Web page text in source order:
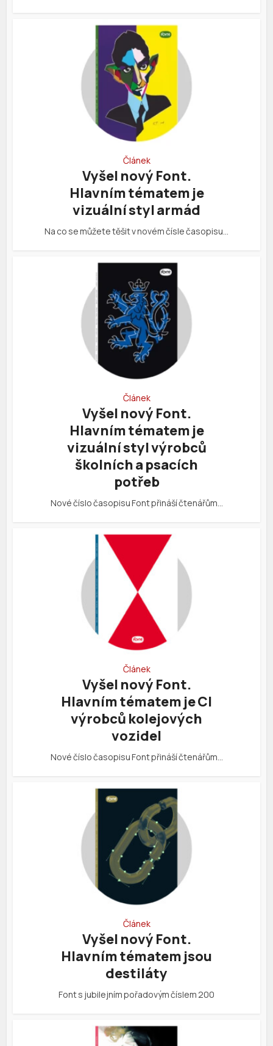
Článek
Vyšel nový Font.
Hlavním tématem je
vizuální styl armád
Na co se můžete těšit v novém čísle časopisu…
Článek
Vyšel nový Font.
Hlavním tématem je
vizuální styl výrobců
školních a psacích
potřeb
Nové číslo časopisu Font přináší čtenářům…
Článek
Vyšel nový Font.
Hlavním tématem je CI
výrobců kolejových
vozidel
Nové číslo časopisu Font přináší čtenářům…
Článek
Vyšel nový Font.
Hlavním tématem jsou
destiláty
Font s jubilejním pořadovým číslem 200